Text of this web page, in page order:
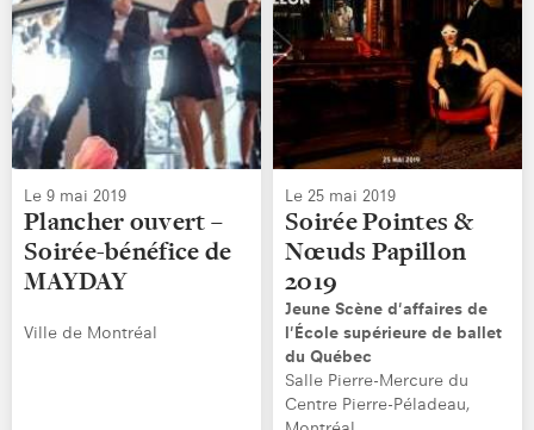
Le 9 mai 2019
Plancher ouvert –
Soirée-bénéfice de
MAYDAY
Ville de Montréal
Le 25 mai 2019
Soirée Pointes &
Nœuds Papillon
2019
Jeune Scène d'affaires de
l'École supérieure de ballet
du Québec
Salle Pierre-Mercure du
Centre Pierre-Péladeau,